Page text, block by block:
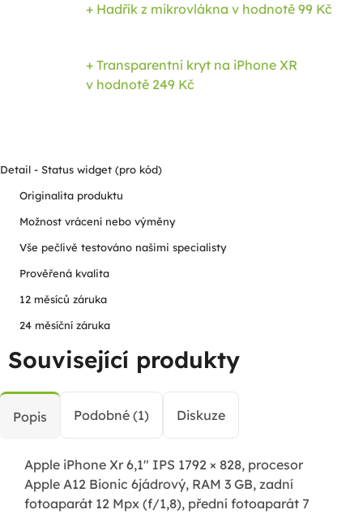
+ Hadřík z mikrovlákna v hodnotě 99 Kč
+ Transparentní kryt na iPhone XR
v hodnotě 249 Kč
Detail - Status widget (pro kód)
Originalita produktu
Možnost vrácení nebo výměny
Vše pečlivě testováno našimi specialisty
Prověřená kvalita
12 měsíců záruka
24 měsíční záruka
Související produkty
Popis Podobné (1) Diskuze
Apple iPhone Xr 6,1" IPS 1792 × 828, procesor
Apple A12 Bionic 6jádrový, RAM 3 GB, zadní
fotoaparát 12 Mpx (f/1,8), přední fotoaparát 7